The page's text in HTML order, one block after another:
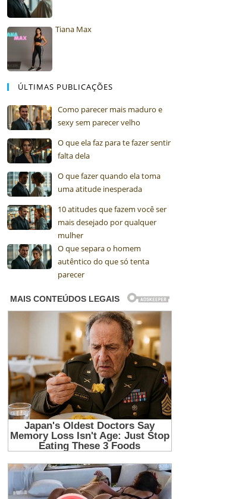
Tiana Max
ÚLTIMAS PUBLICAÇÕES
Como parecer mais maduro e
sexy sem parecer velho
O que ela faz para te fazer sentir
falta dela
O que fazer quando ela toma
uma atitude inesperada
10 atitudes que fazem você ser
mais desejado por qualquer
mulher
O que separa o homem
autêntico do que só tenta
parecer